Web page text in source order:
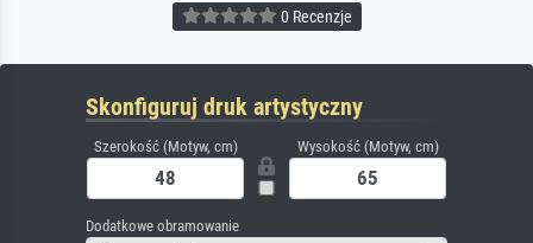
0 Recenzje
Skonfiguruj druk artystyczny
Szerokość (Motyw, cm) Wysokość (Motyw, cm)
Dodatkowe obramowanie